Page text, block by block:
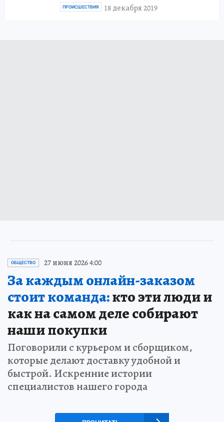
18 декабря 2019
ПРОИСШЕСТВИЯ
ОБЩЕСТВО 27 июня 2026 4:00
За каждым онлайн-заказом
стоит команда:кто эти люди и
как на самом деле собирают
наши покупки
Поговорили с курьером и сборщиком,
которые делают доставку удобной и
быстрой. Искренние истории
специалистов нашего города